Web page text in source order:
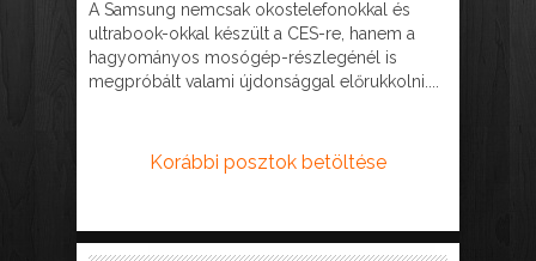
A Samsung nemcsak okostelefonokkal és
ultrabook-okkal készült a CES-re, hanem a
hagyományos mosógép-részlegénél is
megpróbált valami újdonsággal előrukkolni....
Korábbi posztok betöltése